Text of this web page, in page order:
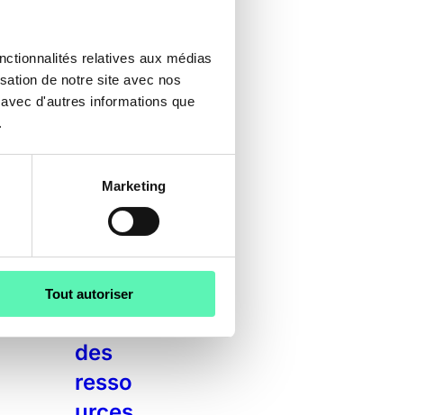
relatives aux médias
de notre site avec nos
d'autres informations que
Marketing
Tout autoriser
ure
électr
e ?
Com
ment
les
directi
ons
des
resso